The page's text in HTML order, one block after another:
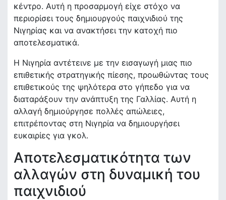
κέντρο. Αυτή η προσαρμογή είχε στόχο να
περιορίσει τους δημιουργούς παιχνιδιού της
Νιγηρίας και να ανακτήσει την κατοχή πιο
αποτελεσματικά.
Η Νιγηρία αντέτεινε με την εισαγωγή μιας πιο
επιθετικής στρατηγικής πίεσης, προωθώντας τους
επιθετικούς της ψηλότερα στο γήπεδο για να
διαταράξουν την ανάπτυξη της Γαλλίας. Αυτή η
αλλαγή δημιούργησε πολλές απώλειες,
επιτρέποντας στη Νιγηρία να δημιουργήσει
ευκαιρίες για γκολ.
Αποτελεσματικότητα των
αλλαγών στη δυναμική του
παιχνιδιού